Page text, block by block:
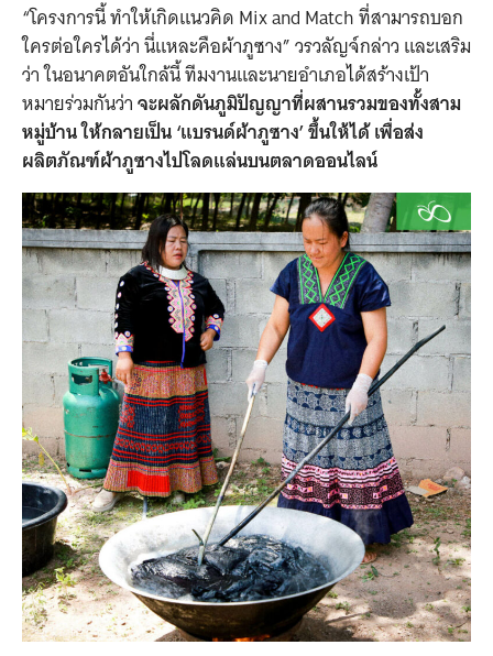
“โครงการนี้ ทำให้เกิดแนวคิด Mix and Match ที่สามารถบอก
ใครต่อใครได้ว่า นี่แหละคือผ้าภูซาง”วรวลัญจ์กล่าว และเสริม
ว่า ในอนาคตอันใกล้นี้ ทีมงานและนายอำเภอได้สร้างเป้า
หมายร่วมกันว่าจะผลักดันภูมิปัญญาที่ผสานรวมของทั้งสาม
หมู่บ้าน ให้กลายเป็น ‘แบรนด์ผ้าภูซาง’ ขึ้นให้ได้ เพื่อส่ง
ผลิตภัณฑ์ผ้าภูซางไปโลดแล่นบนตลาดออนไลน์